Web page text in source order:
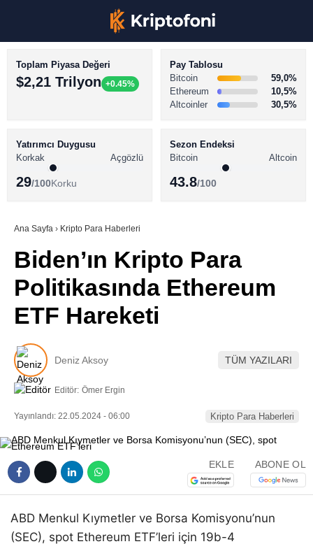
Youtube
TikTok
BİTCOİN HABERLERİ
ALTCOİN HABERLERİ
SÖZLÜK
Toplam Piyasa Değeri
$2,21 Trilyon +0.45%
Pay Tablosu
Bitcoin
59,0%
Ethereum
10,5%
Altcoinler
30,5%
Yatırımcı Duygusu
Korkak
Açgözlü
29/100Korku
Sezon Endeksi
Bitcoin
Altcoin
43.8/100
Ana Sayfa › Kripto Para Haberleri
Biden’ın Kripto Para
Politikasında Ethereum
ETF Hareketi
Deniz Aksoy TÜM YAZILARI
Editör: Ömer Ergin
Yayınlandı: 22.05.2024 - 06:00 Kripto Para Haberleri
EKLE ABONE OL
ABD Menkul Kıymetler ve Borsa Komisyonu’nun
(SEC), spot Ethereum ETF’leri için 19b-4